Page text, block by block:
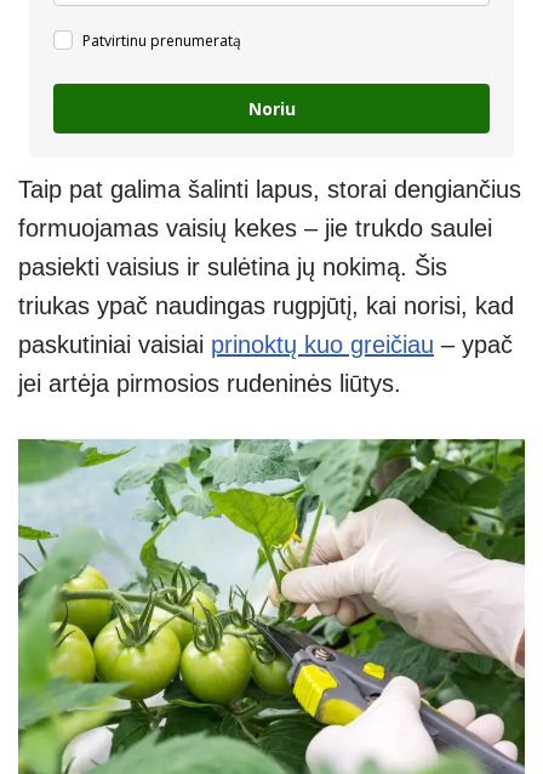
Patvirtinu prenumeratą
Noriu
Taip pat galima šalinti lapus, storai dengiančius
formuojamas vaisių kekes – jie trukdo saulei
pasiekti vaisius ir sulėtina jų nokimą. Šis
triukas ypač naudingas rugpjūtį, kai norisi, kad
paskutiniai vaisiai prinoktų kuo greičiau – ypač
jei artėja pirmosios rudeninės liūtys.